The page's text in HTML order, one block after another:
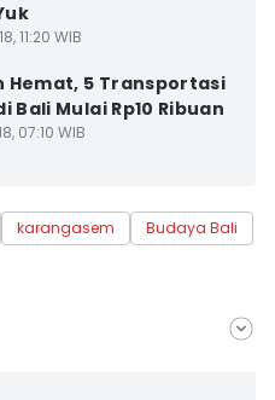
11:20 WIB
Hemat, 5 Transportasi
Bali Mulai Rp10 Ribuan
07:10 WIB
karangasem
Budaya Bali